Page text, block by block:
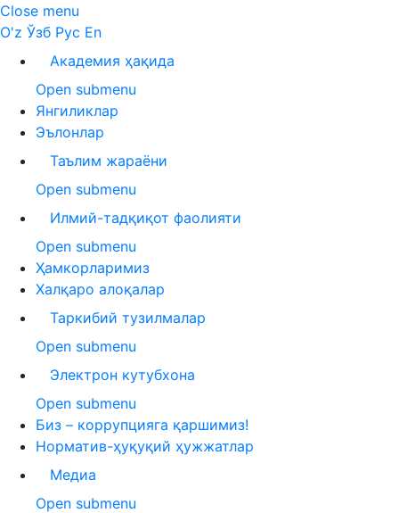
Close menu
O'z Ўзб Рус En
Академия ҳақида
Open submenu
Янгиликлар
Эълонлар
Таълим жараёни
Open submenu
Илмий-тадқиқот фаолияти
Open submenu
Ҳамкорларимиз
Халқаро алоқалар
Таркибий тузилмалар
Open submenu
Электрон кутубхона
Open submenu
Биз – коррупцияга қаршимиз!
Норматив-ҳуқуқий ҳужжатлар
Медиа
Open submenu